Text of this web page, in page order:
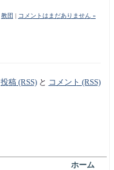
教団 コメントはまだありません »
投稿 (RSS)と コメント (RSS)
ホーム